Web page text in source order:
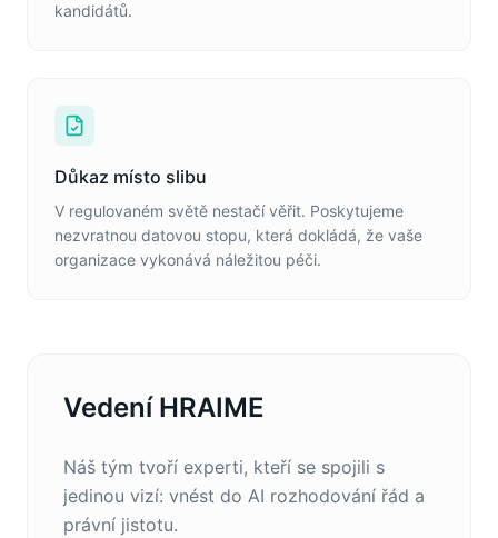
kandidátů.
Důkaz místo slibu
V regulovaném světě nestačí věřit. Poskytujeme
nezvratnou datovou stopu, která dokládá, že vaše
organizace vykonává náležitou péči.
Vedení HRAIME
Náš tým tvoří experti, kteří se spojili s
jedinou vizí: vnést do AI rozhodování řád a
právní jistotu.